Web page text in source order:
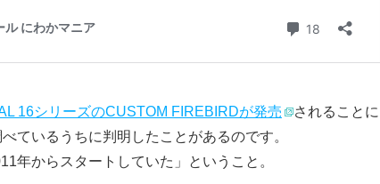
16シリーズのCUSTOM FIREBIRDが発売
されることに
ているうちに判明したことがあるのです。
年からスタートしていた」ということ。